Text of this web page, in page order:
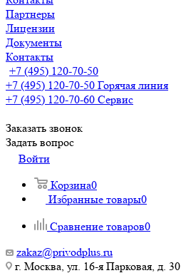
Партнеры
Лицензии
Документы
Контакты
+7 (495) 120-70-50
+7 (495) 120-70-50 Горячая линия
+7 (495) 120-70-60 Сервис
Заказать звонок
Задать вопрос
Войти
Корзина0
Избранные товары0
Сравнение товаров0
zakaz@privodplus.ru
г. Москва, ул. 16-я Парковая, д. 30